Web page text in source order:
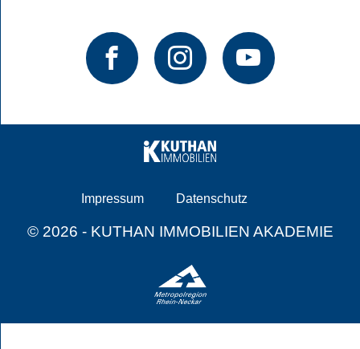
© 2026 - KUTHAN IMMOBILIEN AKADEMIE
Impressum Datenschutz